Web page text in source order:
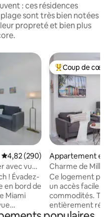
: ces résidences
sont très bien notées
propreté et bien plus
Évaluation moyenne sur la
4,82 (290)
avec vue
! Évadez-
en bord de
Miami
Coups de cœur
Coup de cœur
Appartement en
⋅ Mid-Beach
Charme de
Ce logement
un accès facile à
commodités.
entièrement
ambiance de